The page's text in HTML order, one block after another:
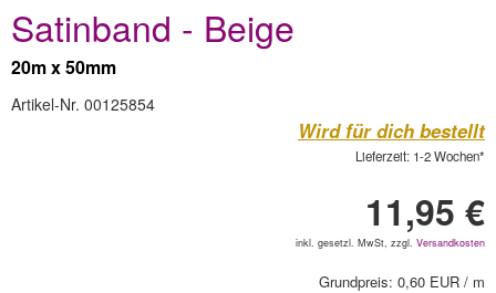
Satinband - Beige
20m x 50mm
Artikel-Nr. 00125854
Wird für dich bestellt
Lieferzeit: 1-2 Wochen*
11,95 €
inkl. gesetzl. MwSt, zzgl. Versandkosten
Grundpreis: 0,60 EUR / m